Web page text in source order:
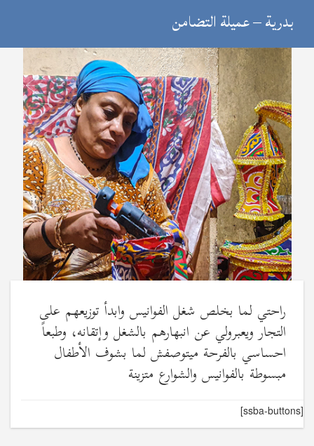
بدرية – عميلة التضامن
راحتي لما بخلص شغل الفوانيس وابدأ توزيعهم على
التجار ويعبرولي عن انبهارهم بالشغل وإتقانه، وطبعاً
احساسي بالفرحة ميتوصفش لما بشوف الأطفال
مبسوطة بالفوانيس والشوارع متزينة
[ssba-buttons]